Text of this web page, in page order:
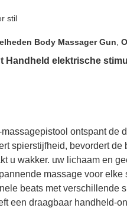
stil
Body Massager Gun
Handheld elektrische
ontspant de
spierstijfheid, bevordert
u wakker. uw lichaam en
massage voor
beats met verschillende
een draagbaar handheld-